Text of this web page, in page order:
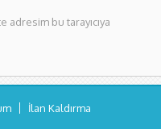
adresim bu tarayıcıya
İlan Kaldırma